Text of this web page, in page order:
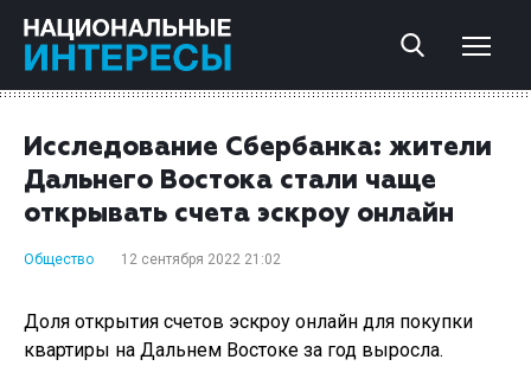
Исследование Сбербанка: жители
Дальнего Востока стали чаще
открывать счета эскроу онлайн
Общество 12 сентября 2022 21:02
Доля открытия счетов эскроу онлайн для покупки
квартиры на Дальнем Востоке за год выросла.